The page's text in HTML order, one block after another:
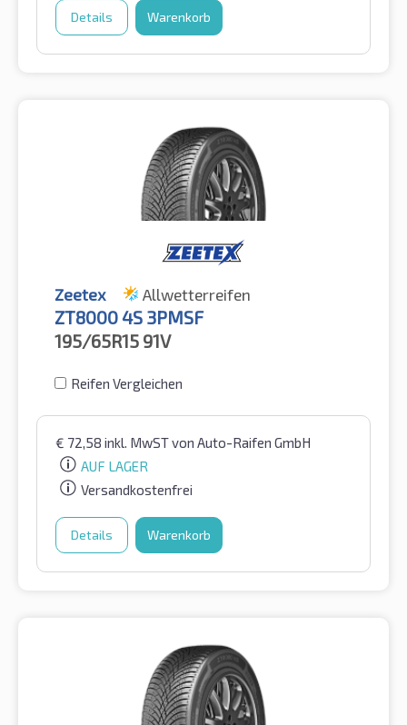
Details Warenkorb
Zeetex Allwetterreifen
ZT8000 4S 3PMSF
195/65R15 91V
Reifen Vergleichen
€ 72,58 inkl. MwSTvon Auto-Raifen GmbH
AUF LAGER
Versandkostenfrei
Details Warenkorb